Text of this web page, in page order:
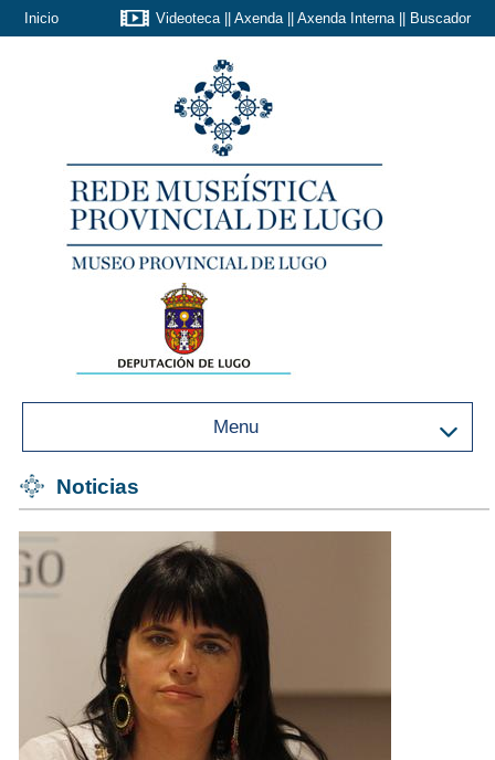
Inicio Videoteca|| Axenda|| Axenda Interna|| Buscador
Menu
Noticias